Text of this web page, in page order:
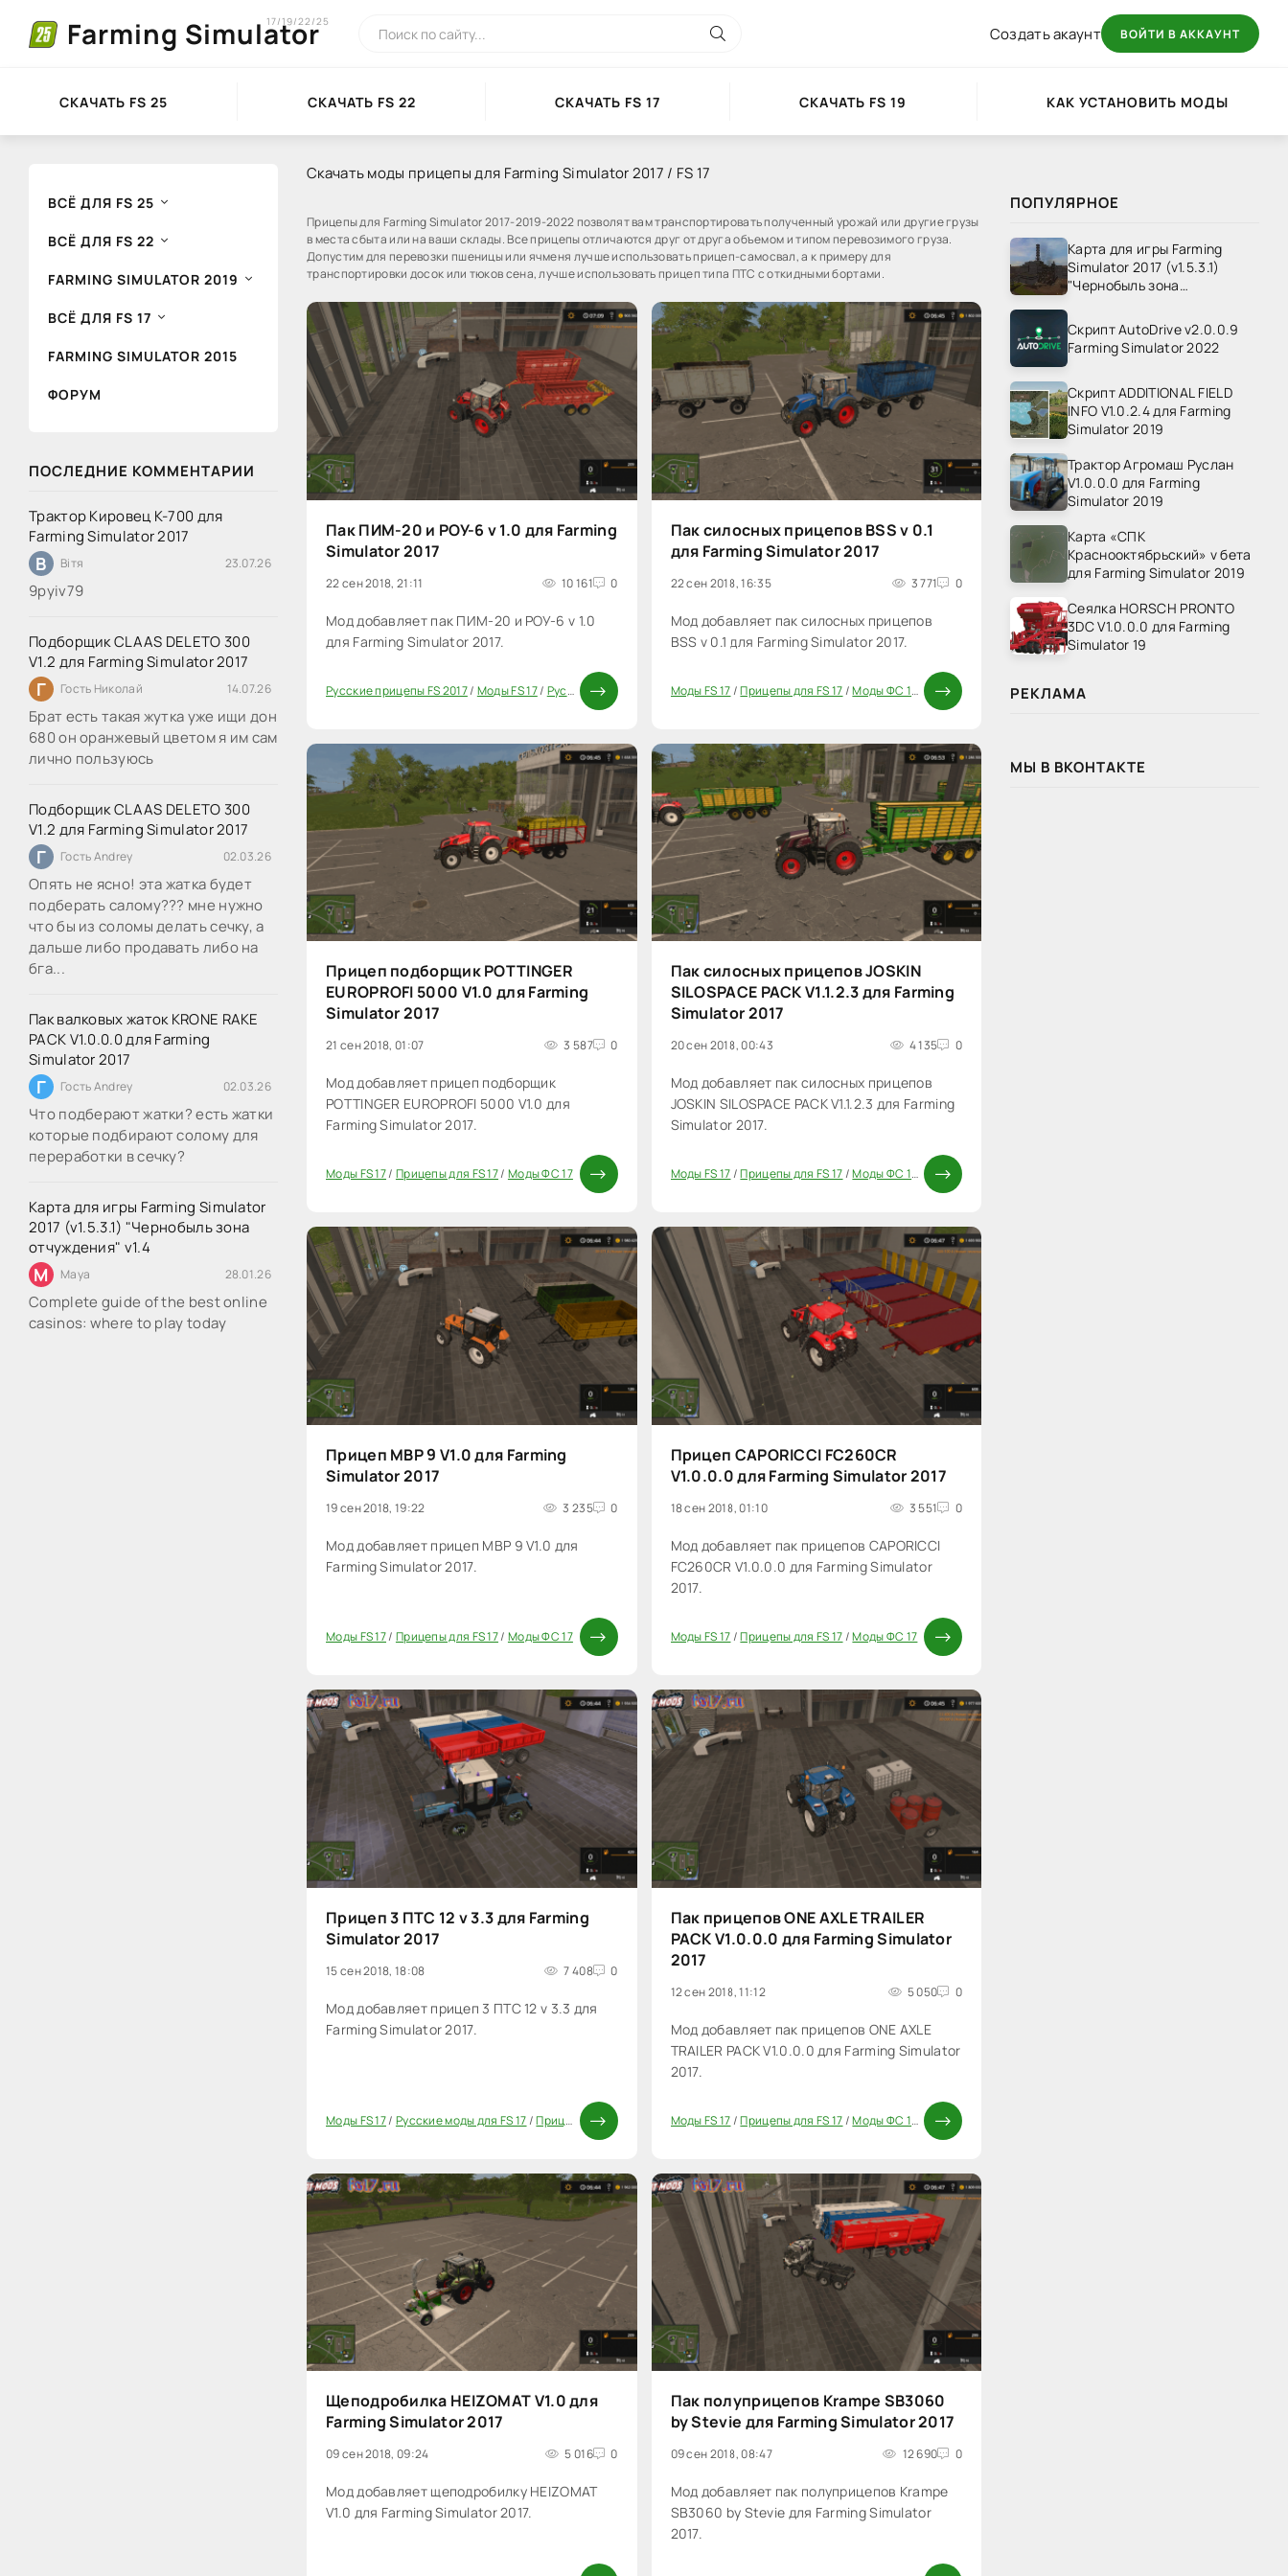
Farming Simulator
17/19/22/25
Создать акаунт ВОЙТИ В АККАУНТ
СКАЧАТЬ FS 25 СКАЧАТЬ FS 22 СКАЧАТЬ FS 17 СКАЧАТЬ FS 19 КАК УСТАНОВИТЬ МОДЫ
ВСЁ ДЛЯ FS 25
ВСЁ ДЛЯ FS 22
FARMING SIMULATOR 2019
ВСЁ ДЛЯ FS 17
FARMING SIMULATOR 2015
ФОРУМ
ПОСЛЕДНИЕ КОММЕНТАРИИ
Трактор Кировец К-700 для
Farming Simulator 2017
В Вітя 23.07.26
9руіv79
Подборщик CLAAS DELETO 300
V1.2 для Farming Simulator 2017
Г Гость Николай 14.07.26
Брат есть такая жутка уже ищи дон
680 он оранжевый цветом я им сам
лично пользуюсь
Подборщик CLAAS DELETO 300
V1.2 для Farming Simulator 2017
Г Гость Andrey 02.03.26
Опять не ясно! эта жатка будет
подберать салому??? мне нужно
что бы из соломы делать сечку, а
дальше либо продавать либо на
бга...
Пак валковых жаток KRONE RAKE
PACK V1.0.0.0 для Farming
Simulator 2017
Г Гость Andrey 02.03.26
Что подберают жатки? есть жатки
которые подбирают солому для
переработки в сечку?
Карта для игры Farming Simulator
2017 (v1.5.3.1) "Чернобыль зона
отчуждения" v1.4
M Maya 28.01.26
Complete guide of the best online
casinos: where to play today
Скачать моды прицепы для Farming Simulator 2017 / FS 17
Прицепы для Farming Simulator 2017-2019-2022 позволят вам транспортировать полученный урожай или другие грузы
в места сбыта или на ваши склады. Все прицепы отличаются друг от друга объемом и типом перевозимого груза.
Допустим для перевозки пшеницы или ячменя лучше использовать прицеп-самосвал, а к примеру для
транспортировки досок или тюков сена, лучше использовать прицеп типа ПТС с откидными бортами.
Пак ПИМ-20 и РОУ-6 v 1.0 для Farming
Simulator 2017
22 сен 2018, 21:11 10 161 0
Мод добавляет пак ПИМ-20 и РОУ-6 v 1.0
для Farming Simulator 2017.
Русские прицепы FS 2017/ Моды FS 17/ Русские моды для FS 17 /Прицепы для FS 17/Моды ФС 17/Распределители
Пак силосных прицепов BSS v 0.1
для Farming Simulator 2017
22 сен 2018, 16:35 3 771 0
Мод добавляет пак силосных прицепов
BSS v 0.1 для Farming Simulator 2017.
60
Моды FS 17/Прицепы для FS 17/Моды ФС 17 / Паки
Прицеп подборщик POTTINGER
EUROPROFI 5000 V1.0 для Farming
Simulator 2017
21 сен 2018, 01:07 3 587 0
Мод добавляет прицеп подборщик
POTTINGER EUROPROFI 5000 V1.0 для
Farming Simulator 2017.
Моды FS 17/ Прицепы для FS 17/ Моды ФС 17
Пак силосных прицепов JOSKIN
SILOSPACE PACK V1.1.2.3 для Farming
Simulator 2017
20 сен 2018, 00:43 4 135 0
Мод добавляет пак силосных прицепов
JOSKIN SILOSPACE PACK V1.1.2.3 для Farming
Simulator 2017.
20
Моды FS 17/Прицепы для FS 17/Моды ФС 17 / Паки
Прицеп MBP 9 V1.0 для Farming
Simulator 2017
19 сен 2018, 19:22 3 235 0
Мод добавляет прицеп MBP 9 V1.0 для
Farming Simulator 2017.
Моды FS 17/ Прицепы для FS 17/ Моды ФС 17
Прицеп CAPORICCI FC260CR
V1.0.0.0 для Farming Simulator 2017
18 сен 2018, 01:10 3 551 0
Мод добавляет пак прицепов CAPORICCI
FC260CR V1.0.0.0 для Farming Simulator
2017.
20
Моды FS 17/Прицепы для FS 17/Моды ФС 17
Прицеп 3 ПТС 12 v 3.3 для Farming
Simulator 2017
15 сен 2018, 18:08 7 408 0
Мод добавляет прицеп 3 ПТС 12 v 3.3 для
Farming Simulator 2017.
Моды FS 17/ Русские моды для FS 17/Прицепы для FS 17 Моды ФС 17
Пак прицепов ONE AXLE TRAILER
PACK V1.0.0.0 для Farming Simulator
2017
12 сен 2018, 11:12 5 050 0
Мод добавляет пак прицепов ONE AXLE
TRAILER PACK V1.0.0.0 для Farming Simulator
2017.
20
Моды FS 17/Прицепы для FS 17/Моды ФС 17 / Паки
Щеподробилка HEIZOMAT V1.0 для
Farming Simulator 2017
09 сен 2018, 09:24 5 016 0
Мод добавляет щеподробилку HEIZOMAT
V1.0 для Farming Simulator 2017.
Пак полуприцепов Krampe SB3060
by Stevie для Farming Simulator 2017
09 сен 2018, 08:47 12 690 0
Мод добавляет пак полуприцепов Krampe
SB3060 by Stevie для Farming Simulator
2017.
ПОПУЛЯРНОЕ
Карта для игры Farming
Simulator 2017 (v1.5.3.1)
"Чернобыль зона
Скрипт AutoDrive v2.0.0.9
Farming Simulator 2022
Скрипт ADDITIONAL FIELD
INFO V1.0.2.4 для Farming
Simulator 2019
Трактор Агромаш Руслан
V1.0.0.0 для Farming
Simulator 2019
Карта «СПК
Краснооктябрьский» v бета
для Farming Simulator 2019
Сеялка HORSCH PRONTO
3DC V1.0.0.0 для Farming
Simulator 19
РЕКЛАМА
МЫ В ВКОНТАКТЕ